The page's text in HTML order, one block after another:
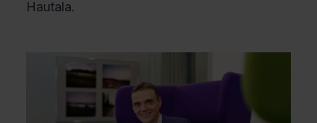
Hautala.